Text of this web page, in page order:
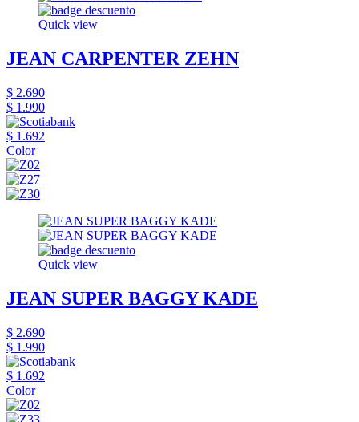
Quick view
JEAN CARPENTER ZEHN
$ 2.690
$ 1.990
$ 1.692
Color
Quick view
JEAN SUPER BAGGY KADE
$ 2.690
$ 1.990
$ 1.692
Color